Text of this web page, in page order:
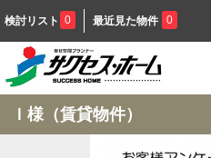
検討リスト 0 最近見た物件 0
Ｉ様（賃貸物件）